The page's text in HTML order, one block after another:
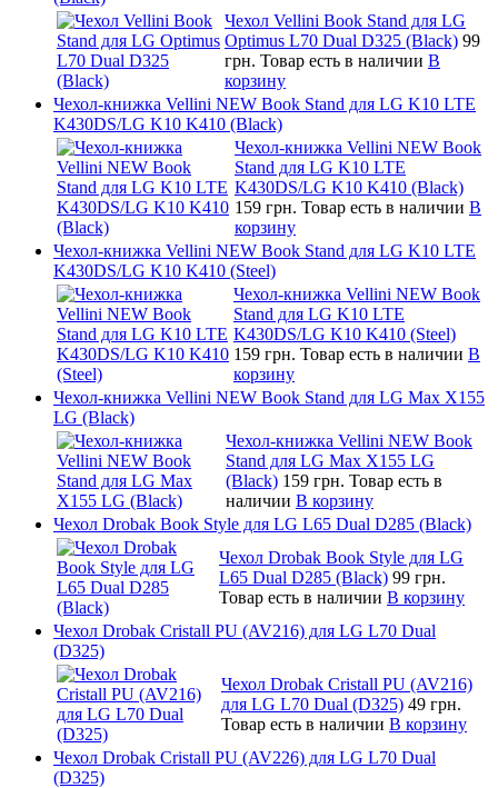
Чехол Vellini Book Stand для LG
Optimus L70 Dual D325 (Black) 99
грн. Товар есть в наличии В
корзину
Чехол-книжка Vellini NEW Book Stand для LG K10 LTE
K430DS/LG K10 K410 (Black)
Чехол-книжка Vellini NEW Book
Stand для LG K10 LTE
K430DS/LG K10 K410 (Black)
159 грн. Товар есть в наличии В
корзину
Чехол-книжка Vellini NEW Book Stand для LG K10 LTE
K430DS/LG K10 K410 (Steel)
Чехол-книжка Vellini NEW Book
Stand для LG K10 LTE
K430DS/LG K10 K410 (Steel)
159 грн. Товар есть в наличии В
корзину
Чехол-книжка Vellini NEW Book Stand для LG Max X155
LG (Black)
Чехол-книжка Vellini NEW Book
Stand для LG Max X155 LG
(Black) 159 грн. Товар есть в
наличии В корзину
Чехол Drobak Book Style для LG L65 Dual D285 (Black)
Чехол Drobak Book Style для LG
L65 Dual D285 (Black) 99 грн.
Товар есть в наличии В корзину
Чехол Drobak Cristall PU (AV216) для LG L70 Dual
(D325)
Чехол Drobak Cristall PU (AV216)
для LG L70 Dual (D325) 49 грн.
Товар есть в наличии В корзину
Чехол Drobak Cristall PU (AV226) для LG L70 Dual
(D325)